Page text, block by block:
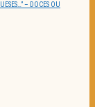
– DOCES OU